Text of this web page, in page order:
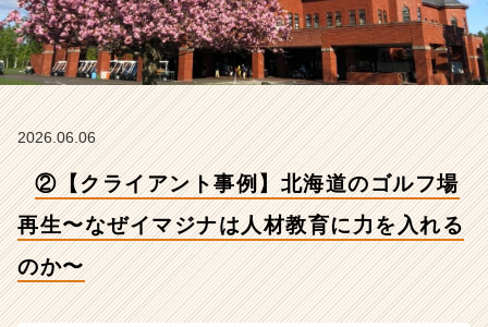
は
人
材
教
入
れ
る
2026.06.06
②【クライアント事例】北海道のゴルフ場
再生〜なぜイマジナは人材教育に力を入れる
のか〜